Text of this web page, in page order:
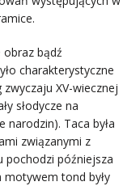
bądź
charakterystyczne
zwyczaju XV-wiecznej
słodycze na
narodzin). Taca była
związanymi z
pochodzi późniejsza
motywem tond były